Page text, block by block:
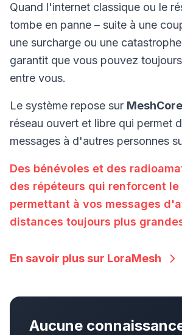
Quand l'internet classique ou le
tombe en panne – suite à une
une surcharge ou une
garantit que vous pouvez
entre vous.
Le système repose sur MeshCore
réseau ouvert et libre qui permet
messages à d'autres personnes
Des bénévoles et des
des répéteurs qui renforcent le
permettant à vos messages
distances toujours plus
En savoir plus sur LoraMesh
Aucune